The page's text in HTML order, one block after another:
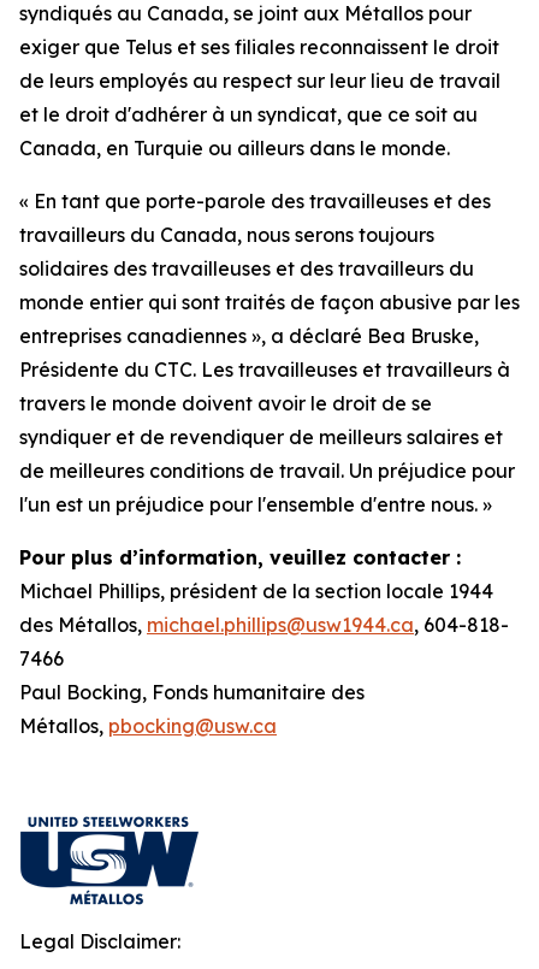
syndiqués au Canada, se joint aux Métallos pour
exiger que Telus et ses filiales reconnaissent le droit
de leurs employés au respect sur leur lieu de travail
et le droit d'adhérer à un syndicat, que ce soit au
Canada, en Turquie ou ailleurs dans le monde.
« En tant que porte-parole des travailleuses et des
travailleurs du Canada, nous serons toujours
solidaires des travailleuses et des travailleurs du
monde entier qui sont traités de façon abusive par les
entreprises canadiennes », a déclaré Bea Bruske,
Présidente du CTC. Les travailleuses et travailleurs à
travers le monde doivent avoir le droit de se
syndiquer et de revendiquer de meilleurs salaires et
de meilleures conditions de travail. Un préjudice pour
l'un est un préjudice pour l'ensemble d'entre nous. »
Pour plus d’information, veuillez contacter :
Michael Phillips, président de la section locale 1944
des Métallos, michael.phillips@usw1944.ca, 604-818-
7466
Paul Bocking, Fonds humanitaire des
Métallos, pbocking@usw.ca
Legal Disclaimer: